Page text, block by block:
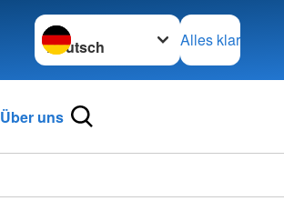
Sprache wechseln zu
Alles klar
Über uns